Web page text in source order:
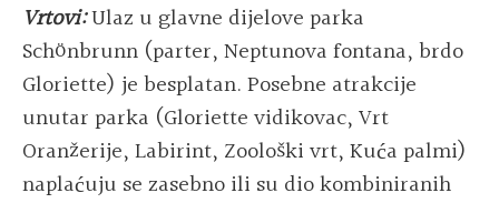
Vrtovi:Ulaz u glavne dijelove parka
Schönbrunn (parter, Neptunova fontana, brdo
Gloriette) je besplatan. Posebne atrakcije
unutar parka (Gloriette vidikovac, Vrt
Oranžerije, Labirint, Zoološki vrt, Kuća palmi)
naplaćuju se zasebno ili su dio kombiniranih